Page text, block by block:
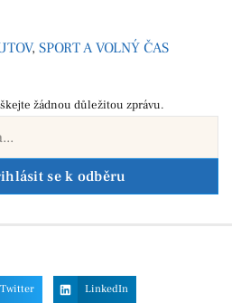
, SPORT A VOLNÝ ČAS
žádnou důležitou zprávu.
se k odběru
Twitter LinkedIn